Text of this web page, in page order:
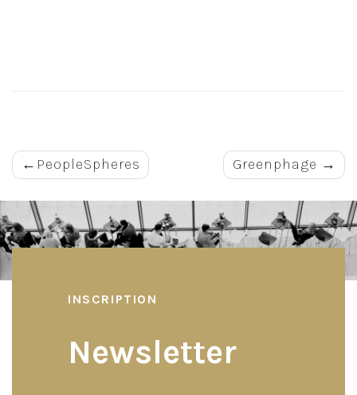
Navigation
de
l’article
PeopleSpheres Greenphage
INSCRIPTION
Newsletter